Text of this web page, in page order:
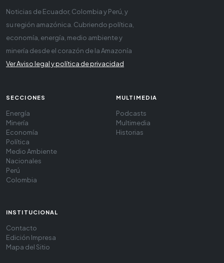
Noticias de Ecuador, Colombia y Perú, y
su región amazónica. Cubriendo política,
economía, energía, medio ambiente y
minería desde el corazón de la Amazonía
Ver Aviso legal y política de privacidad
SECCIONES
Energía
Minería
Economía
Política
Medio Ambiente
Nacionales
Perú
Colombia
MULTIMEDIA
Podcasts
Multimedia
Historias
INSTITUCIONAL
Contacto
Edición Impresa
Mapa del Sitio